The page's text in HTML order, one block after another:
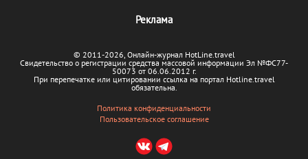
Реклама
© 2011-2026, Онлайн-журнал HotLine.travel
Свидетельство о регистрации средства массовой информации Эл №ФС77-
50073 от 06.06.2012 г.
При перепечатке или цитировании ссылка на портал Hotline.travel
обязательна.
Политика конфиденциальности
Пользовательское соглашение